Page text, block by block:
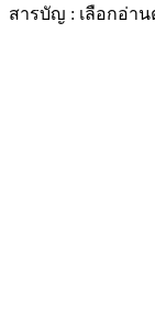
สารบัญ : เลือกอ่าน